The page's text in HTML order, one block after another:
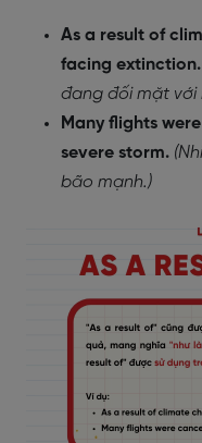
As a result of
facing extinction.
đang đối mặt với
Many flights
severe storm.
bão mạnh.)